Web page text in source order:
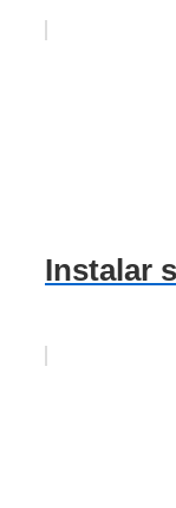
Instalar